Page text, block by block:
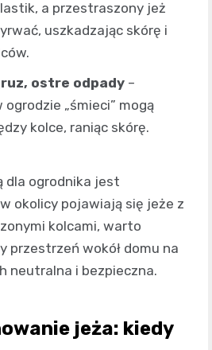
a przestraszony jeż
uszkadzając skórę i
ostre odpady –
ogrodzie „śmieci” mogą
kolce, raniąc skórę.
dla ogrodnika jest
okolicy pojawiają się jeże z
kolcami, warto
przestrzeń wokół domu na
neutralna i bezpieczna.
jeża: kiedy